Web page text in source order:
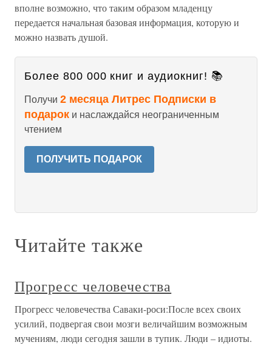
вполне возможно, что таким образом младенцу
передается начальная базовая информация, которую и
можно назвать душой.
Более 800 000 книг и аудиокниг! 📚
Получи 2 месяца Литрес Подписки в
подарок и наслаждайся неограниченным
чтением
ПОЛУЧИТЬ ПОДАРОК
Читайте также
Прогресс человечества
Прогресс человечества Саваки-роси:После всех своих
усилий, подвергая свои мозги величайшим возможным
мучениям, люди сегодня зашли в тупик. Люди – идиоты.